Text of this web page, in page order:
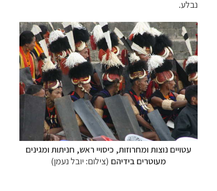
נבלע.
עטויים נוצות ומחרוזות, כיסויי ראש, חניתות ומגינים
מעוטרים בידיהם (צילום: יובל נעמן)